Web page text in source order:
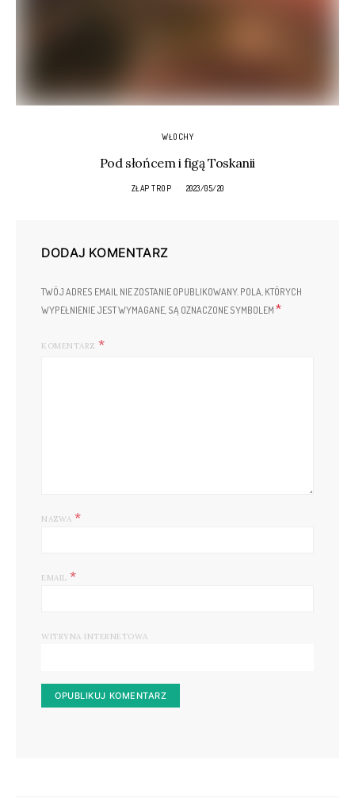
WŁOCHY
Pod słońcem i figą Toskanii
ZŁAP TROP 2023/05/20
DODAJ KOMENTARZ
TWÓJ ADRES EMAIL NIE ZOSTANIE OPUBLIKOWANY. POLA, KTÓRYCH
WYPEŁNIENIE JEST WYMAGANE, SĄ OZNACZONE SYMBOLEM *
KOMENTARZ
NAZWA *
EMAIL *
WITRYNA INTERNETOWA